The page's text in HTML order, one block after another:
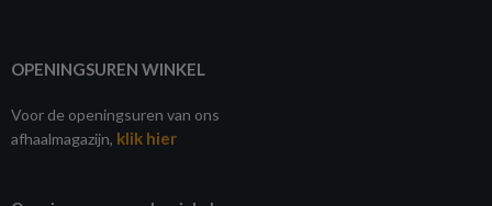
OPENINGSUREN WINKEL
Voor de openingsuren van ons
afhaalmagazijn, klik hier